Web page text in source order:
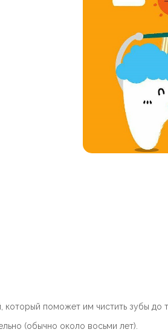
который поможет им чистить зубы до
(обычно около восьми лет).